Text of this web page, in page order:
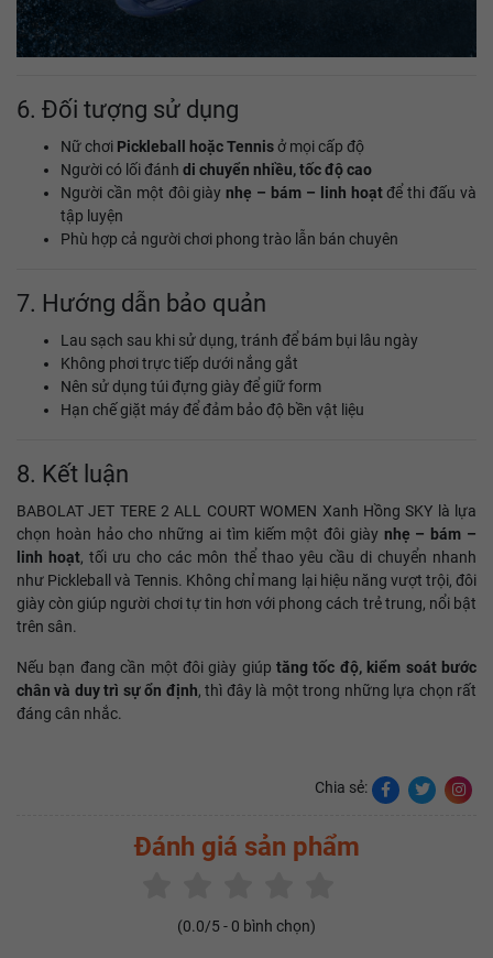
6. Đối tượng sử dụng
Nữ chơi Pickleball hoặc Tennisở mọi cấp độ
Người có lối đánh di chuyển nhiều, tốc độ cao
Người cần một đôi giàynhẹ – bám – linh hoạtđể thi đấu và
tập luyện
Phù hợp cả người chơi phong trào lẫn bán chuyên
7. Hướng dẫn bảo quản
Lau sạch sau khi sử dụng, tránh để bám bụi lâu ngày
Không phơi trực tiếp dưới nắng gắt
Nên sử dụng túi đựng giày để giữ form
Hạn chế giặt máy để đảm bảo độ bền vật liệu
8. Kết luận
BABOLAT JET TERE 2 ALL COURT WOMEN Xanh Hồng SKY là lựa
chọn hoàn hảo cho những ai tìm kiếm một đôi giày nhẹ – bám –
linh hoạt, tối ưu cho các môn thể thao yêu cầu di chuyển nhanh
như Pickleball và Tennis. Không chỉ mang lại hiệu năng vượt trội, đôi
giày còn giúp người chơi tự tin hơn với phong cách trẻ trung, nổi bật
trên sân.
Nếu bạn đang cần một đôi giày giúptăng tốc độ, kiểm soát bước
chân và duy trì sự ổn định, thì đây là một trong những lựa chọn rất
đáng cân nhắc.
Chia sẻ:
Đánh giá sản phẩm
(0.0/5 - 0 bình chọn)